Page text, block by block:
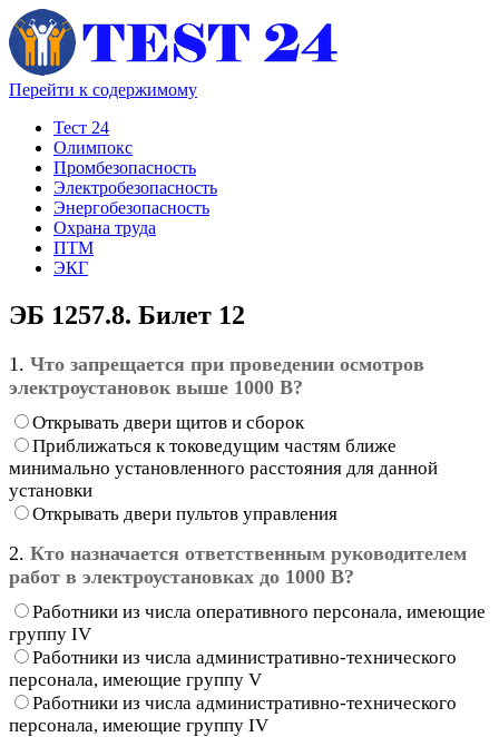
Перейти к содержимому
Тест 24
Олимпокс
Промбезопасность
Электробезопасность
Энергобезопасность
Охрана труда
ПТМ
ЭКГ
ЭБ 1257.8. Билет 12
1. Что запрещается при проведении осмотров
электроустановок выше 1000 В?
Открывать двери щитов и сборок
Приближаться к токоведущим частям ближе
минимально установленного расстояния для данной
установки
Открывать двери пультов управления
2. Кто назначается ответственным руководителем
работ в электроустановках до 1000 В?
Работники из числа оперативного персонала, имеющие
группу IV
Работники из числа административно-технического
персонала, имеющие группу V
Работники из числа административно-технического
персонала, имеющие группу IV